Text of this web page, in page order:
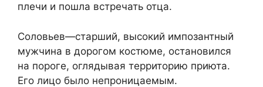
плечи и пошла встречать отца.
Соловьев—старший, высокий импозантный
мужчина в дорогом костюме, остановился
на пороге, оглядывая территорию приюта.
Его лицо было непроницаемым.